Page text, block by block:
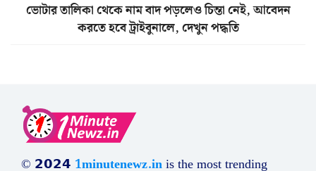
ভোটার তালিকা থেকে নাম বাদ পড়লেও চিন্তা নেই, আবেদন
করতে হবে ট্রাইবুনালে, দেখুন পদ্ধতি
© 𝟮𝟬𝟮𝟰 1minutenewz.inis the most trending